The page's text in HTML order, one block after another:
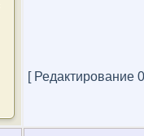
[ Редактирование